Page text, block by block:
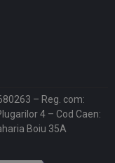
– Reg. com:
4 – Cod Caen:
Boiu 35A